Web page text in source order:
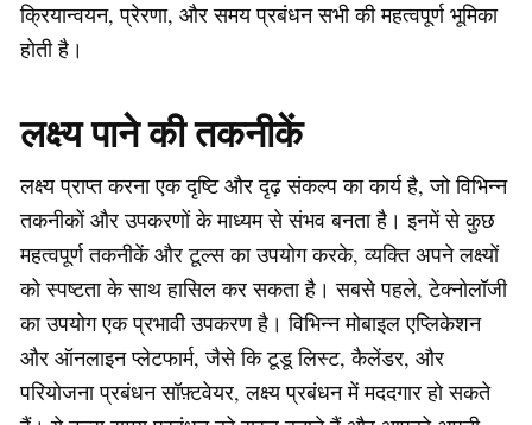
क्रियान्वयन, प्रेरणा, और समय प्रबंधन सभी की महत्वपूर्ण भूमिका
होती है।
लक्ष्य पाने की तकनीकें
लक्ष्य प्राप्त करना एक दृष्टि और दृढ़ संकल्प का कार्य है, जो विभिन्न
तकनीकों और उपकरणों के माध्यम से संभव बनता है। इनमें से कुछ
महत्वपूर्ण तकनीकें और टूल्स का उपयोग करके, व्यक्ति अपने लक्ष्यों
को स्पष्टता के साथ हासिल कर सकता है। सबसे पहले, टेक्नोलॉजी
का उपयोग एक प्रभावी उपकरण है। विभिन्न मोबाइल एप्लिकेशन
और ऑनलाइन प्लेटफार्म, जैसे कि टूडू लिस्ट, कैलेंडर, और
परियोजना प्रबंधन सॉफ़्टवेयर, लक्ष्य प्रबंधन में मददगार हो सकते